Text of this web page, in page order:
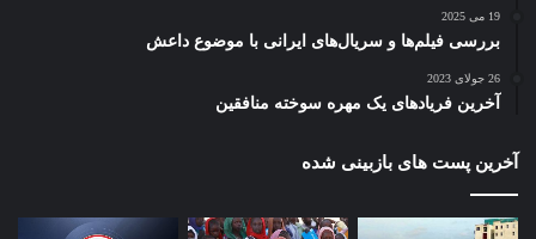
19 می 2025
بررسی فیلم‌ها و سریال‌های ایرانی با موضوع داعش
26 جولای 2023
آخرین فریادهای یک مهره سوخته منافقین
آخرین پست های بازبینی شده